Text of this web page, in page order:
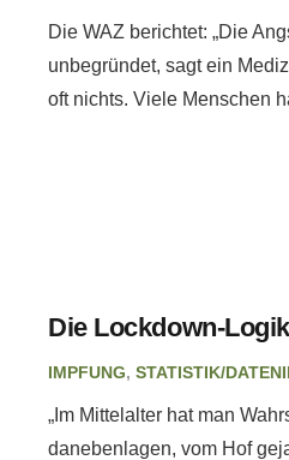
Die WAZ berichtet: „Die
unbegründet, sagt ein
oft nichts. Viele Menschen
Die Lockdown-
IMPFUNG, STATISTIK/
„Im Mittelalter hat man
danebenlagen, vom Hof